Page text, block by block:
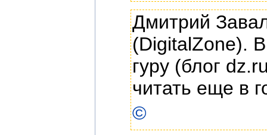
Дмитрий
(DigitalZone).
гуру (блог
читать еще в
©